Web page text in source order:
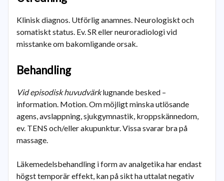
Klinisk diagnos. Utförlig anamnes. Neurologiskt och
somatiskt status. Ev. SR eller neuroradiologi vid
misstanke om bakomligande orsak.
Behandling
Vid episodisk huvudvärklugnande besked –
information. Motion. Om möjligt minska utlösande
agens, avslappning, sjukgymnastik, kroppskännedom,
ev. TENS och/eller akupunktur. Vissa svarar bra på
massage.
Läkemedelsbehandling i form av analgetika har endast
högst temporär effekt, kan på sikt ha uttalat negativ